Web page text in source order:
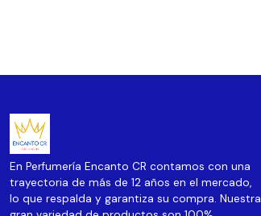
En Perfumería Encanto CR contamos con una
trayectoria de más de 12 años en el mercado,
lo que respalda y garantiza su compra. Nuestra